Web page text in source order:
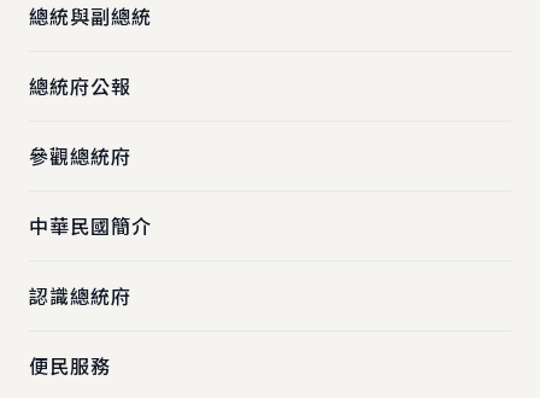
總統與副總統
總統府公報
參觀總統府
中華民國簡介
認識總統府
便民服務